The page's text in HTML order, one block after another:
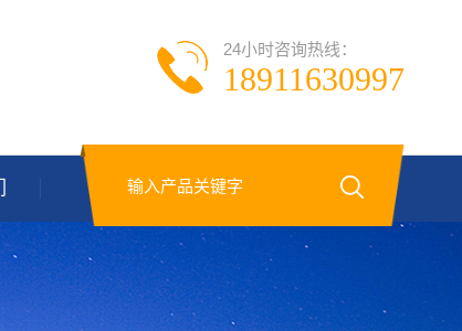
24小时咨询热线：
18911630997